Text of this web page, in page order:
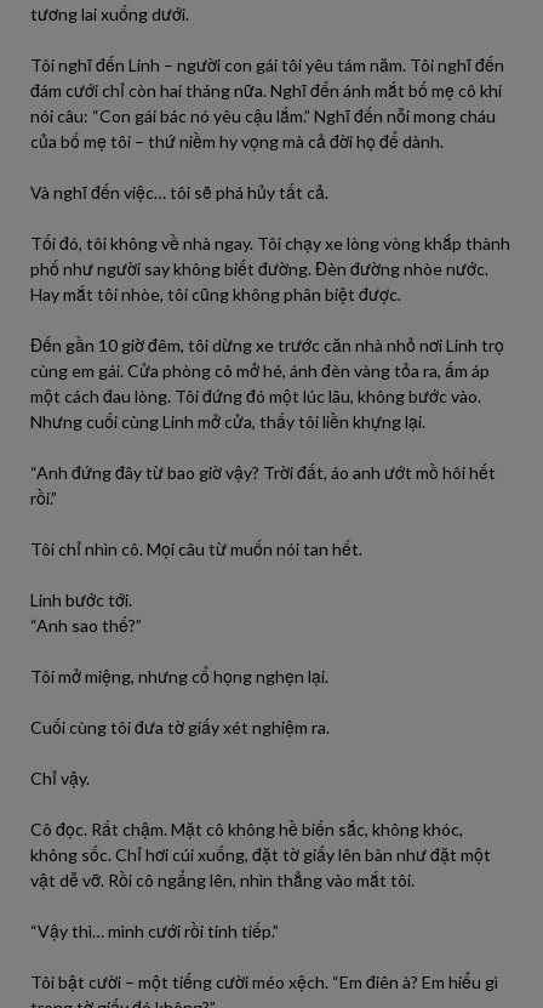
tương lai xuống dưới.
Tôi nghĩ đến Linh – người con gái tôi yêu tám năm. Tôi nghĩ đến
đám cưới chỉ còn hai tháng nữa. Nghĩ đến ánh mắt bố mẹ cô khi
nói câu: “Con gái bác nó yêu cậu lắm.” Nghĩ đến nỗi mong cháu
của bố mẹ tôi – thứ niềm hy vọng mà cả đời họ để dành.
Và nghĩ đến việc… tôi sẽ phá hủy tất cả.
Tối đó, tôi không về nhà ngay. Tôi chạy xe lòng vòng khắp thành
phố như người say không biết đường. Đèn đường nhòe nước.
Hay mắt tôi nhòe, tôi cũng không phân biệt được.
Đến gần 10 giờ đêm, tôi dừng xe trước căn nhà nhỏ nơi Linh trọ
cùng em gái. Cửa phòng cô mở hé, ánh đèn vàng tỏa ra, ấm áp
một cách đau lòng. Tôi đứng đó một lúc lâu, không bước vào.
Nhưng cuối cùng Linh mở cửa, thấy tôi liền khựng lại.
“Anh đứng đây từ bao giờ vậy? Trời đất, áo anh ướt mồ hôi hết
rồi.”
Tôi chỉ nhìn cô. Mọi câu từ muốn nói tan hết.
Linh bước tới.
“Anh sao thế?”
Tôi mở miệng, nhưng cổ họng nghẹn lại.
Cuối cùng tôi đưa tờ giấy xét nghiệm ra.
Chỉ vậy.
Cô đọc. Rất chậm. Mặt cô không hề biến sắc, không khóc,
không sốc. Chỉ hơi cúi xuống, đặt tờ giấy lên bàn như đặt một
vật dễ vỡ. Rồi cô ngẩng lên, nhìn thẳng vào mắt tôi.
“Vậy thì… mình cưới rồi tính tiếp.”
Tôi bật cười – một tiếng cười méo xệch. “Em điên à? Em hiểu gì